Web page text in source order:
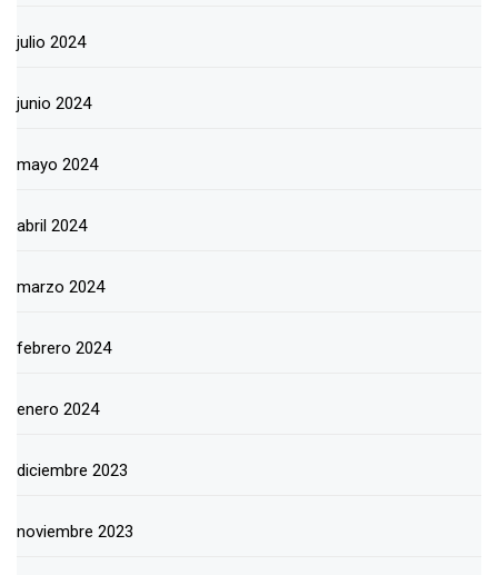
julio 2024
junio 2024
mayo 2024
abril 2024
marzo 2024
febrero 2024
enero 2024
diciembre 2023
noviembre 2023